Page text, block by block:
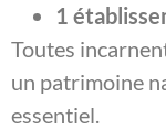
1
Toutes
un patrimoine
essentiel.